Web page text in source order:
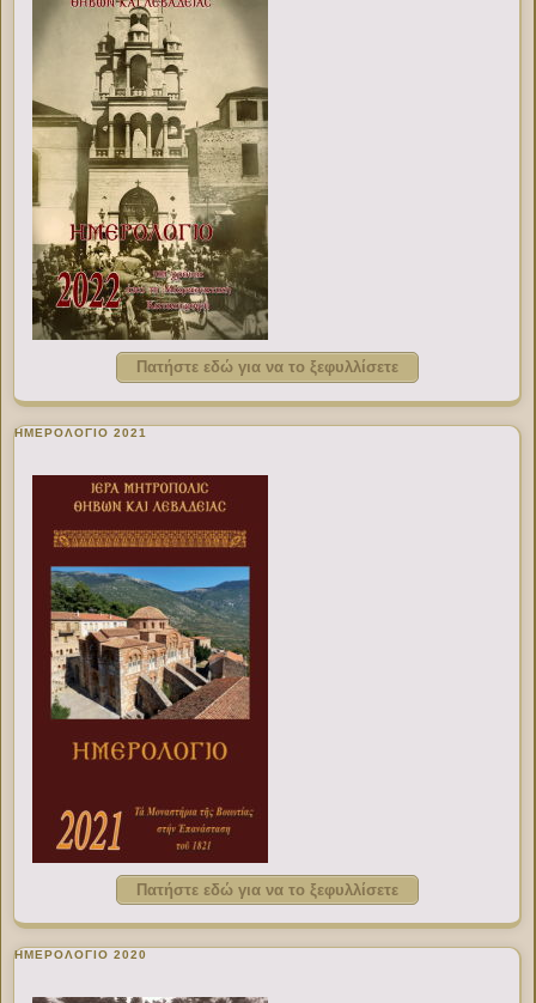
Πατήστε εδώ για να το ξεφυλλίσετε
ΗΜΕΡΟΛΟΓΙΟ 2021
Πατήστε εδώ για να το ξεφυλλίσετε
ΗΜΕΡΟΛΟΓΙΟ 2020